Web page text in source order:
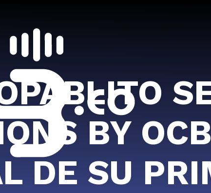
BY
DE SU